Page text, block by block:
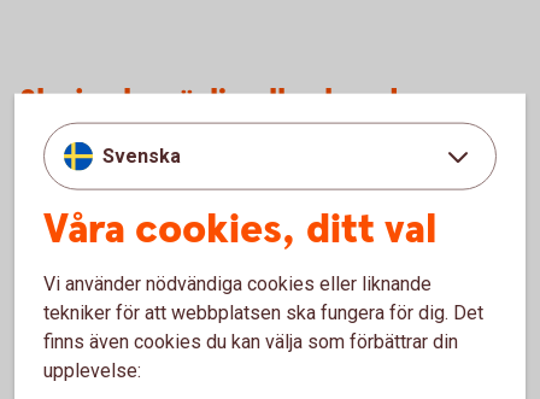
Ska jag ha rörlig eller bunden
ränta?Svenska
Våra cookies, ditt val
Vi använder nödvändiga cookies eller liknande
tekniker för att webbplatsen ska fungera för dig. Det
finns även cookies du kan välja som förbättrar din
upplevelse: